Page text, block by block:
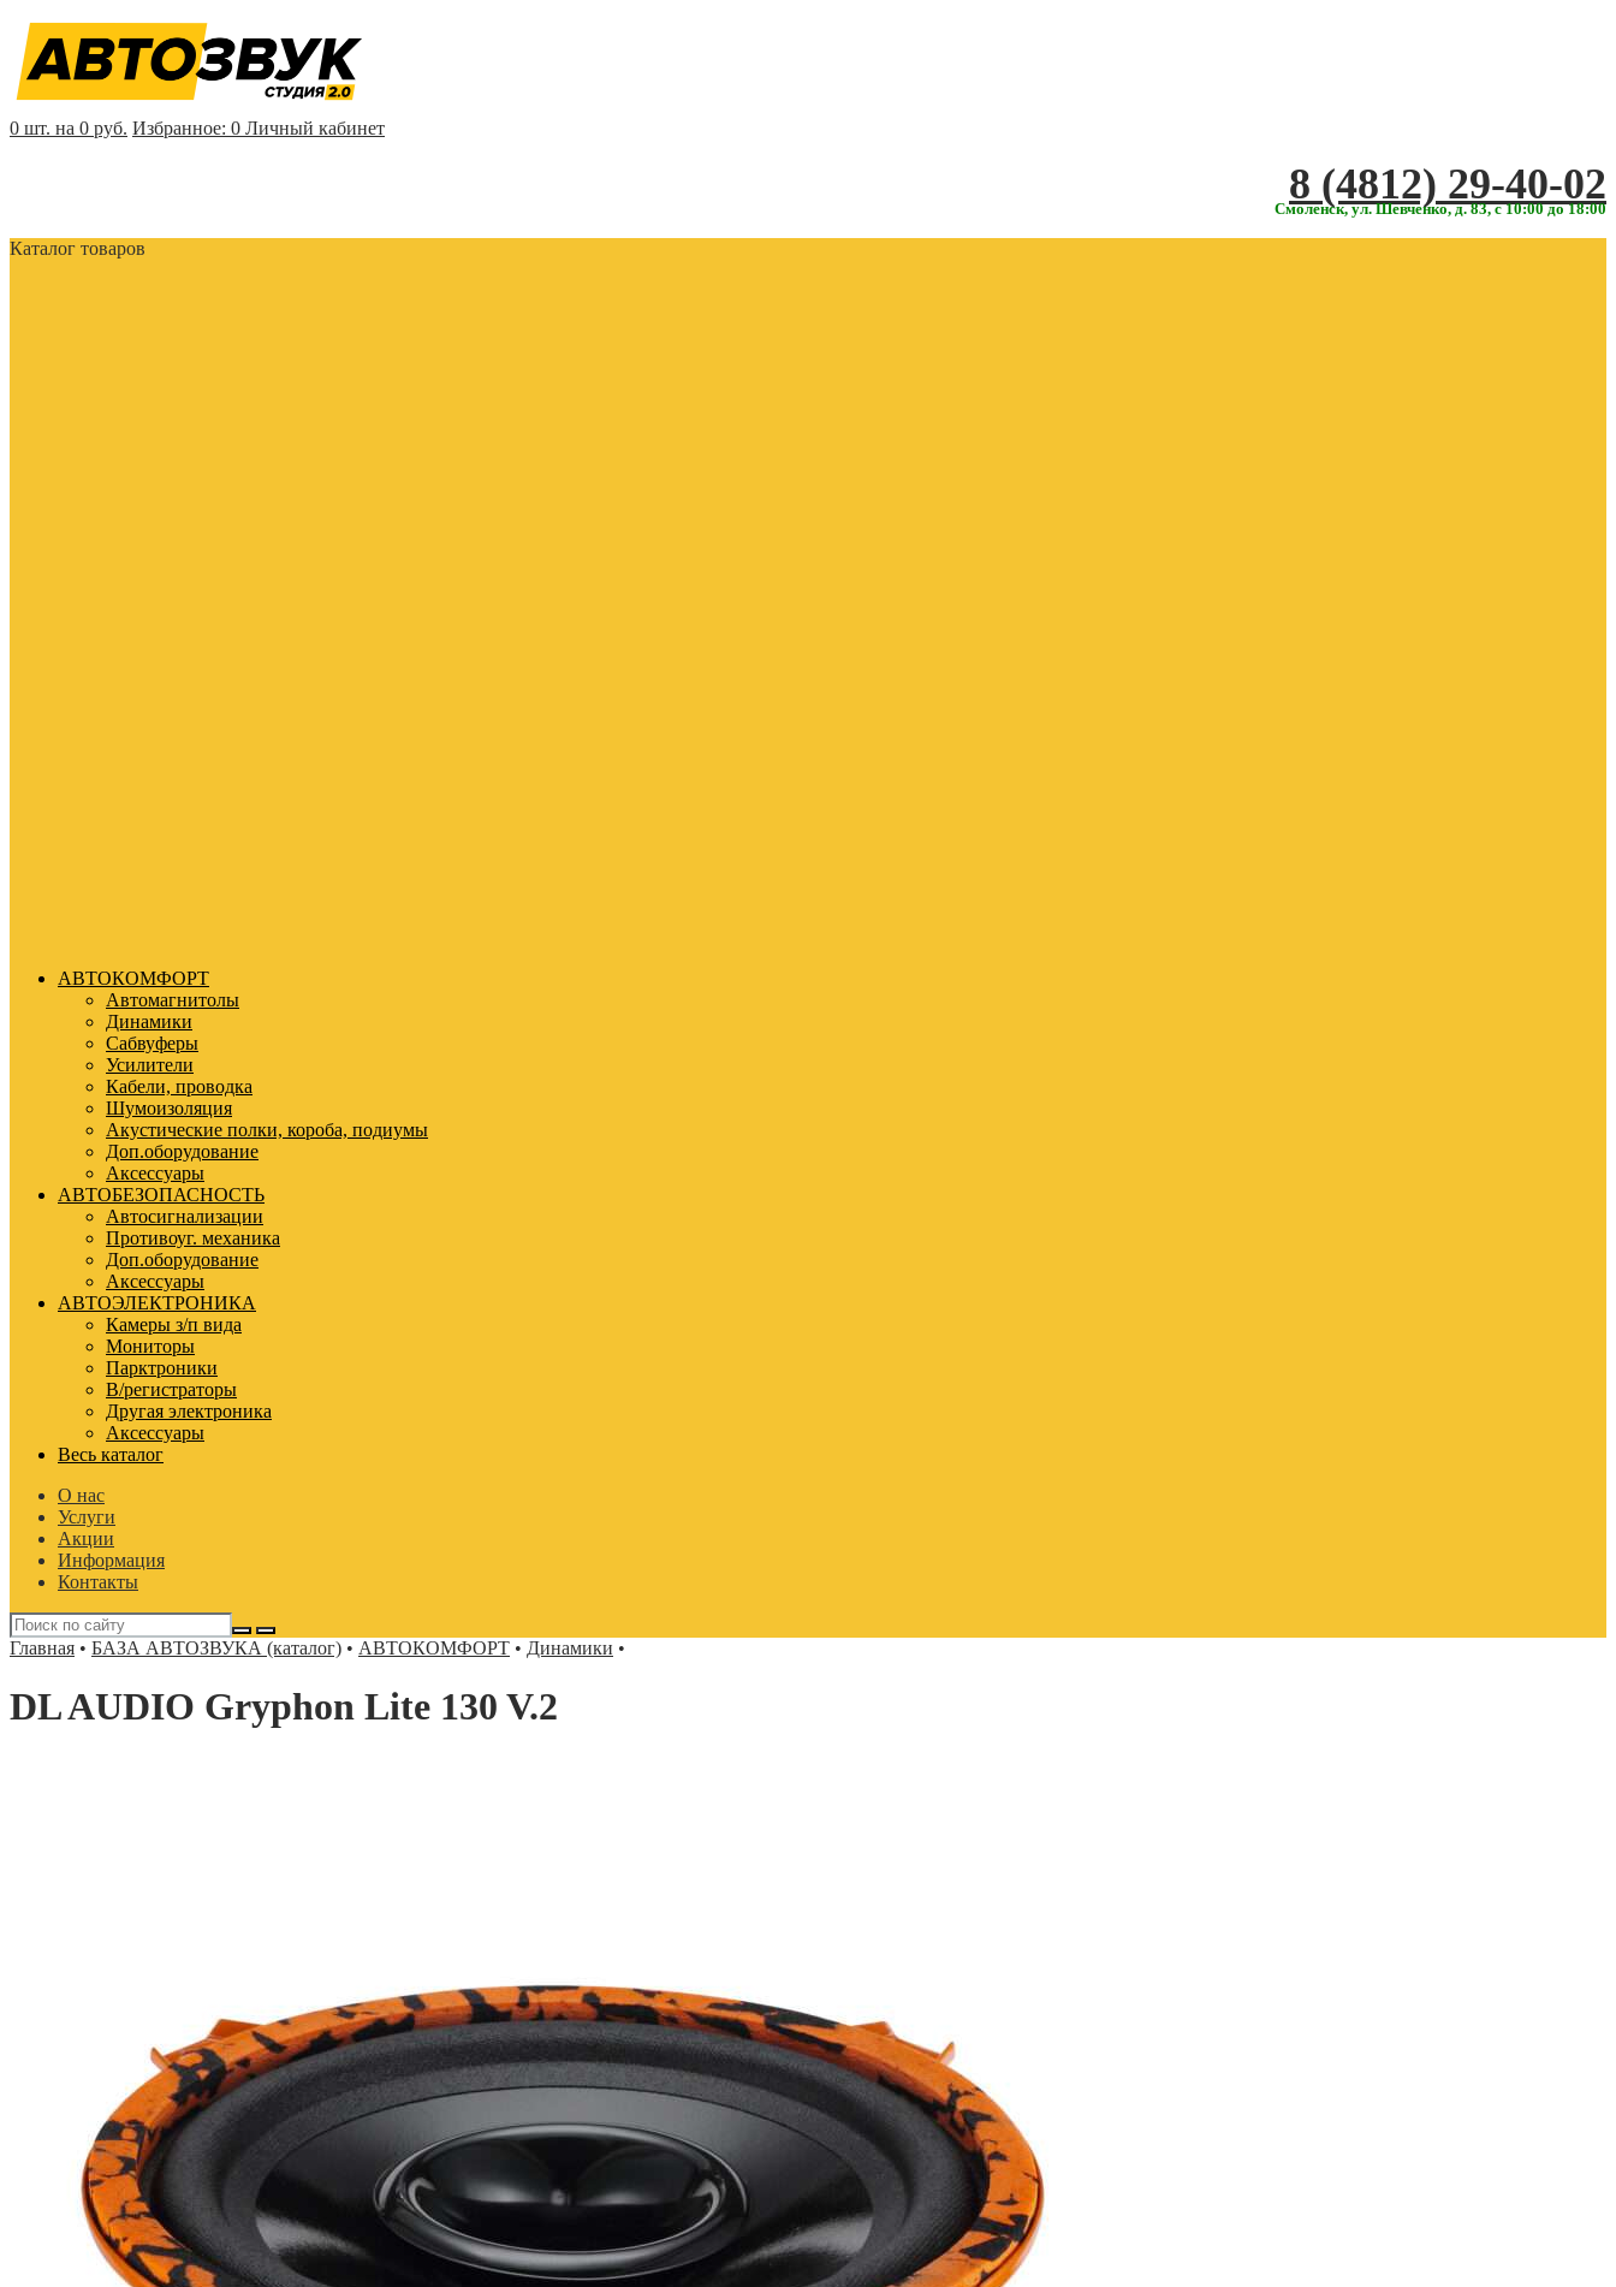
0 шт. на 0 руб. Избранное: 0 Личный кабинет
‎‎8 (4812) 29-40-02
Смоленск, ул. Шевченко, д. 83, с 10:00 до 18:00
Каталог товаров
АВТОКОМФОРТ
Автомагнитолы
Динамики
Сабвуферы
Усилители
Кабели, проводка
Шумоизоляция
Акустические полки, короба, подиумы
Доп.оборудование
Аксессуары
АВТОБЕЗОПАСНОСТЬ
Автосигнализации
Противоуг. механика
Доп.оборудование
Аксессуары
АВТОЭЛЕКТРОНИКА
Камеры з/п вида
Мониторы
Парктроники
В/регистраторы
Другая электроника
Аксессуары
Весь каталог
О нас
Услуги
Акции
Информация
Контакты
Главная • БАЗА АВТОЗВУКА (каталог) • АВТОКОМФОРТ • Динамики •
DL AUDIO Gryphon Lite 130 V.2